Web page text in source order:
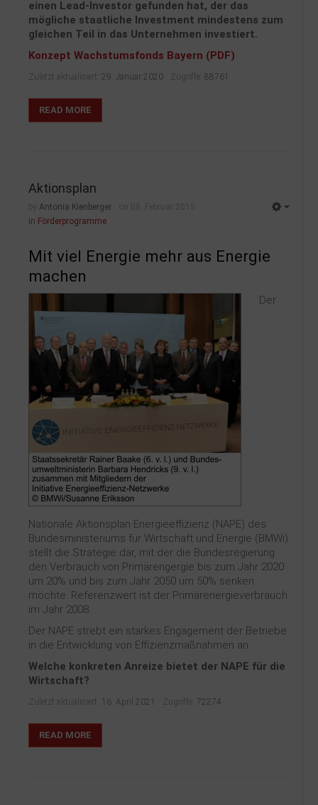
einen Lead-Investor gefunden hat, der das
mögliche staatliche Investment mindestens zum
gleichen Teil in das Unternehmen investiert.
Konzept Wachstumsfonds Bayern (PDF)
Zuletzt aktualisiert: 29. Januar 2020 Zugriffe: 88761
READ MORE
Aktionsplan
Antonia Kienberger
in Förderprogramme
Mit viel Energie mehr aus Energie
machen
Der
Nationale Aktionsplan Energieeffizienz (NAPE) des
Bundesministeriums für Wirtschaft und Energie (BMWi)
stellt die Strategie dar, mit der die Bundesregierung
den Verbrauch von Primärengergie bis zum Jahr 2020
um 20% und bis zum Jahr 2050 um 50% senken
möchte. Referenzwert ist der Primärenergieverbrauch
im Jahr 2008.
Der NAPE strebt ein starkes Engagement der Betriebe
in die Entwicklung von Effizienzmaßnahmen an.
Welche konkreten Anreize bietet der NAPE für die
Wirtschaft?
Zuletzt aktualisiert: 16. April 2021 Zugriffe: 72274
READ MORE